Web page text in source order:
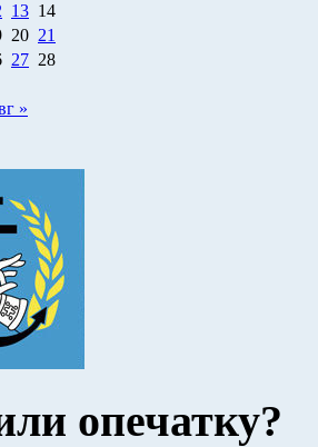
»
13 14
20 21
27 28
опечатку?